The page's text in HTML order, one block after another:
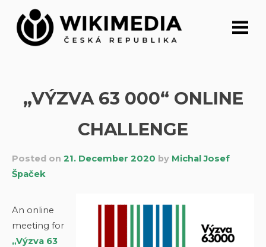
content
„VÝZVA 63 000“ ONLINE
CHALLENGE
Posted on 21. December 2020 by Michal Josef
Špaček
An online
meeting for
„Výzva 63